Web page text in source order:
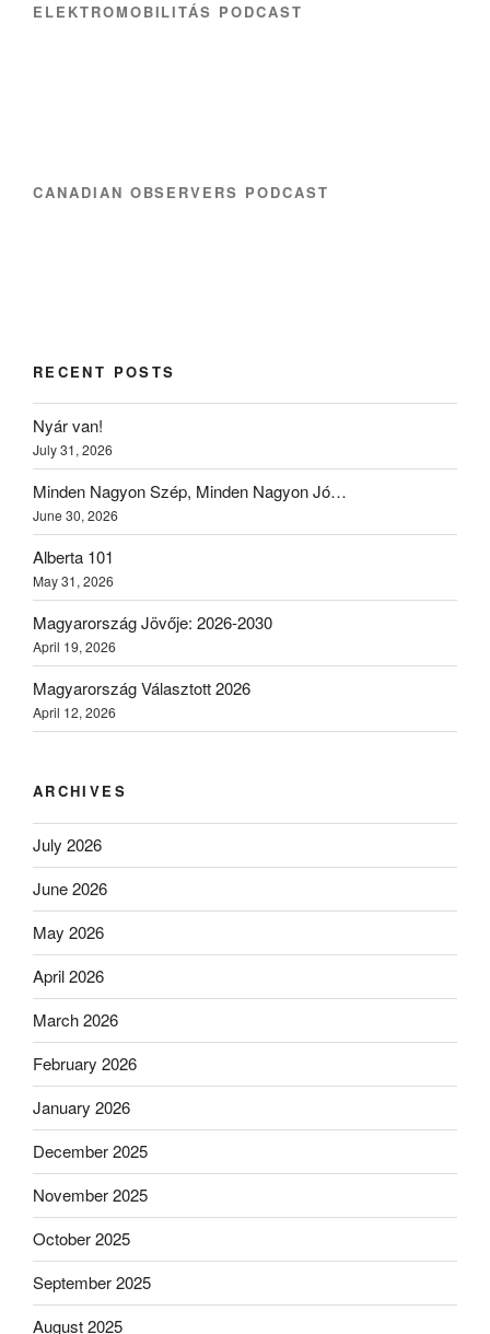
ELEKTROMOBILITÁS PODCAST
CANADIAN OBSERVERS PODCAST
RECENT POSTS
Nyár van!
July 31, 2026
Minden Nagyon Szép, Minden Nagyon Jó…
June 30, 2026
Alberta 101
May 31, 2026
Magyarország Jövője: 2026-2030
April 19, 2026
Magyarország Választott 2026
April 12, 2026
ARCHIVES
July 2026
June 2026
May 2026
April 2026
March 2026
February 2026
January 2026
December 2025
November 2025
October 2025
September 2025
August 2025